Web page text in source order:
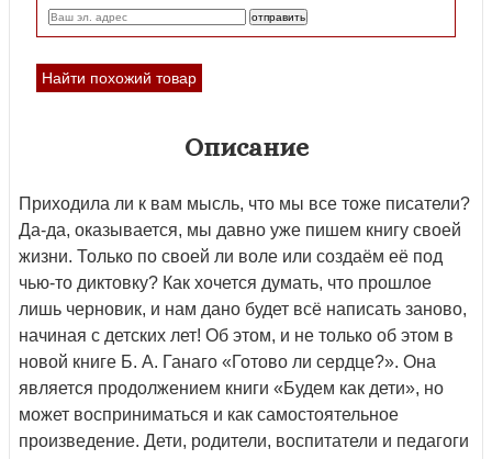
Найти похожий товар
Описание
Приходила ли к вам мысль, что мы все тоже писатели?
Да-да, оказывается, мы давно уже пишем книгу своей
жизни. Только по своей ли воле или создаём её под
чью-то диктовку? Как хочется думать, что прошлое
лишь черновик, и нам дано будет всё написать заново,
начиная с детских лет! Об этом, и не только об этом в
новой книге Б. А. Ганаго «Готово ли сердце?». Она
является продолжением книги «Будем как дети», но
может восприниматься и как самостоятельное
произведение. Дети, родители, воспитатели и педагоги